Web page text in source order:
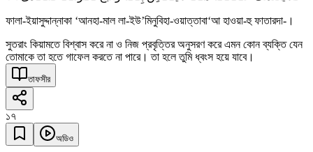
ফালা-ইয়াসুদ্দান্নাকা ‘আনহা-মাল লা-ইউ’মিনুবিহা-ওয়াত্তাবা‘আ হাওয়া-হু ফাতারদা-।
সুতরাং কিয়ামতে বিশ্বাস করে না ও নিজ প্রবৃত্তির অনুসরণ করে এমন কোন ব্যক্তি যেন
তোমাকে তা হতে গাফেল করতে না পারে। তা হলে তুমি ধ্বংস হয়ে যাবে।
তাফসীর
১৭
অডিও